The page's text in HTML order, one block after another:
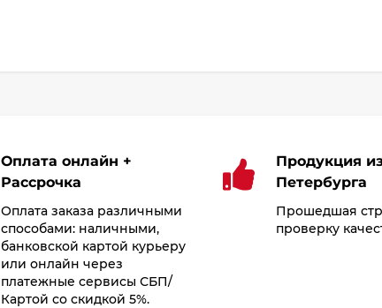
Оплата онлайн +
Рассрочка
Оплата заказа различными
способами: наличными,
банковской картой курьеру
или онлайн через
платежные сервисы СБП/
Картой со скидкой 5%.
Продукция
Петербурга
Прошедшая
проверку